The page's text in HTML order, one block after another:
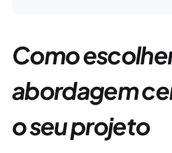
Como
abordagem
o seu projeto